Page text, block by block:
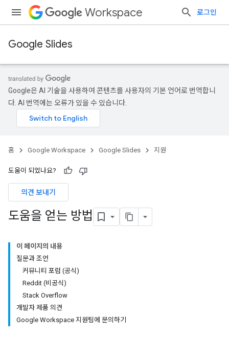
Workspace 로그인
Google Slides
Google은 AI 기술을 사용하여 콘텐츠를 사용자의 기본 언어로 번역합니
다. AI 번역에는 오류가 있을 수 있습니다.
홈 Google Workspace Google Slides 지원
도움이 되었나요?
의견 보내기
도움을 얻는 방법
이 페이지의 내용
질문과 조언
커뮤니티 포럼 (공식)
Reddit (비공식)
Stack Overflow
개발자 제품 의견
Google Workspace 지원팀에 문의하기